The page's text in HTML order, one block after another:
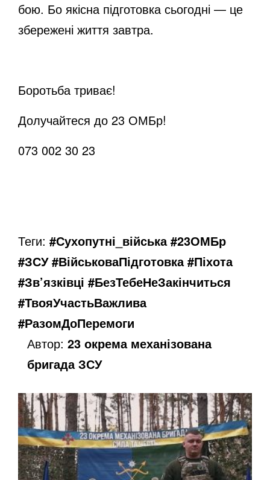
бою. Бо якісна підготовка сьогодні — це
збережені життя завтра.
Боротьба триває!
Долучайтеся до 23 ОМБр!
073 002 30 23
Теги: #Сухопутні_війська #23ОМБр
#ЗСУ #ВійськоваПідготовка #Піхота
#Зв’язківці #БезТебеНеЗакінчиться
#ТвояУчастьВажлива
#РазомДоПеремоги
Автор: 23 окрема механізована
бригада ЗСУ